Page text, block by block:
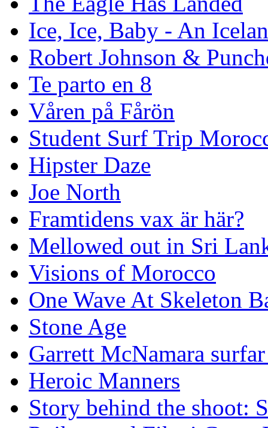
Ice, Ice, Baby - An
Robert Johnson &
Te parto en 8
Våren på Fårön
Student Surf Trip
Hipster Daze
Joe North
Framtidens vax är här?
Mellowed out in Sri
Visions of Morocco
One Wave At Skeleton
Stone Age
Garrett McNamara
Heroic Manners
Story behind the shoot: